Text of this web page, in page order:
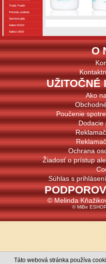
O
UŽITOČNÉ
Ako
Poučenie
Dodacie
Ochrana
Žiadosť o prístup
Súhlas s
© Melinda
© MiBe
Táto webová stránka používa